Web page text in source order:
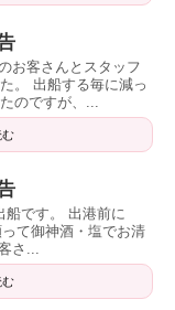
お客さんとスタッフ
。 出船する毎に減っ
のですが、...
船です。 出港前に
て御神酒・塩でお清
さ...